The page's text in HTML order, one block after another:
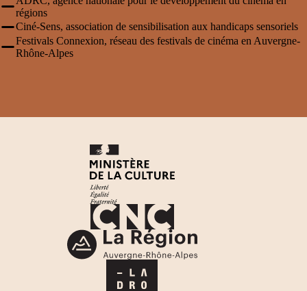
régions
Ciné-Sens, association de sensibilisation aux handicaps sensoriels
Festivals Connexion, réseau des festivals de cinéma en Auvergne-
Rhône-Alpes